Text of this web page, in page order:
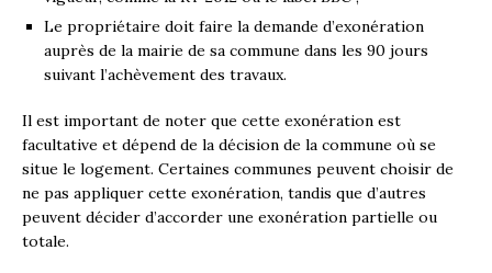
Le propriétaire doit faire la demande d’exonération
auprès de la mairie de sa commune dans les 90 jours
suivant l’achèvement des travaux.
Il est important de noter que cette exonération est
facultative et dépend de la décision de la commune où se
situe le logement. Certaines communes peuvent choisir de
ne pas appliquer cette exonération, tandis que d’autres
peuvent décider d’accorder une exonération partielle ou
totale.